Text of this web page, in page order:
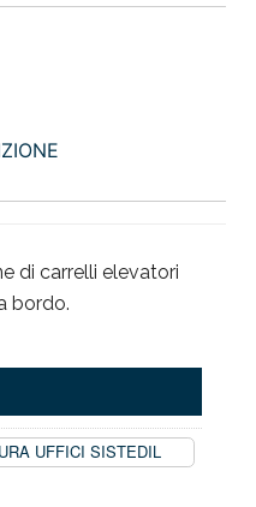
di carrelli elevatori
bordo.
UFFICI SISTEDIL